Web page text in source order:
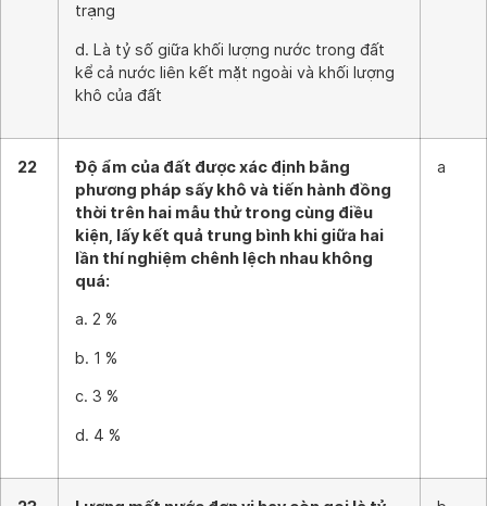
trạng
d. Là tỷ số giữa khối lượng nước trong đất
kể cả nước liên kết mặt ngoài và khối lượng
khô của đất
22
Độ ẩm của đất được xác định bằng
phương pháp sấy khô và tiến hành đồng
thời trên hai mẫu thử trong cùng điều
kiện, lấy kết quả trung bình khi giữa hai
lần thí nghiệm chênh lệch nhau không
quá:
a. 2 %
b. 1 %
c. 3 %
d. 4 %
a